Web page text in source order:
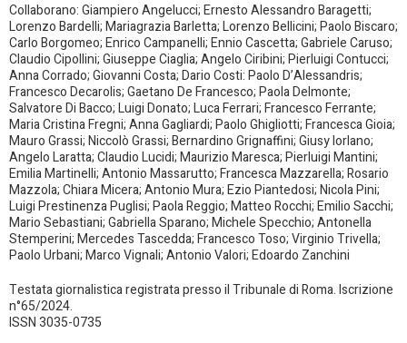
Collaborano: Giampiero Angelucci; Ernesto Alessandro Baragetti;
Lorenzo Bardelli; Mariagrazia Barletta; Lorenzo Bellicini; Paolo Biscaro;
Carlo Borgomeo; Enrico Campanelli; Ennio Cascetta; Gabriele Caruso;
Claudio Cipollini; Giuseppe Ciaglia; Angelo Ciribini; Pierluigi Contucci;
Anna Corrado; Giovanni Costa; Dario Costi: Paolo D’Alessandris;
Francesco Decarolis; Gaetano De Francesco; Paola Delmonte;
Salvatore Di Bacco; Luigi Donato; Luca Ferrari; Francesco Ferrante;
Maria Cristina Fregni; Anna Gagliardi; Paolo Ghigliotti; Francesca Gioia;
Mauro Grassi; Niccolò Grassi; Bernardino Grignaffini; Giusy Iorlano;
Angelo Laratta; Claudio Lucidi; Maurizio Maresca; Pierluigi Mantini;
Emilia Martinelli; Antonio Massarutto; Francesca Mazzarella; Rosario
Mazzola; Chiara Micera; Antonio Mura; Ezio Piantedosi; Nicola Pini;
Luigi Prestinenza Puglisi; Paola Reggio; Matteo Rocchi; Emilio Sacchi;
Mario Sebastiani; Gabriella Sparano; Michele Specchio; Antonella
Stemperini; Mercedes Tascedda; Francesco Toso; Virginio Trivella;
Paolo Urbani; Marco Vignali; Antonio Valori; Edoardo Zanchini
Testata giornalistica registrata presso il Tribunale di Roma. Iscrizione
n°65/2024.
ISSN 3035-0735